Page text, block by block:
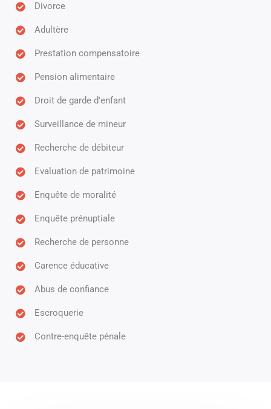
Divorce
Adultère
Prestation compensatoire
Pension alimentaire
Droit de garde d'enfant
Surveillance de mineur
Recherche de débiteur
Evaluation de patrimoine
Enquête de moralité
Enquête prénuptiale
Recherche de personne
Carence éducative
Abus de confiance
Escroquerie
Contre-enquête pénale